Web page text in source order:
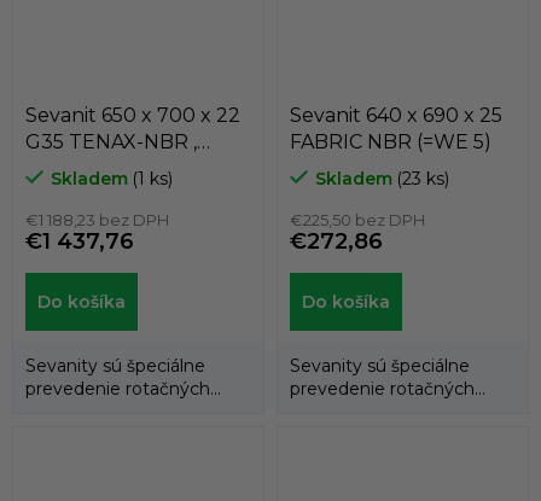
Sevanit 650 x 700 x 22
G35 TENAX-NBR ,
COLOMBO
Skladem (1 ks)
€1 188,23 bez DPH
€1 437,76
Do košíka
Sevanity sú špeciálne
prevedenie rotačných
Sevanit 640 x 690 x 25
FABRIC NBR (=WE 5)
Skladem (23 ks)
€225,50 bez DPH
€272,86
Do košíka
Sevanity sú špeciálne
prevedenie rotačných